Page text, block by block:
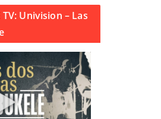
TV: Univision – Las